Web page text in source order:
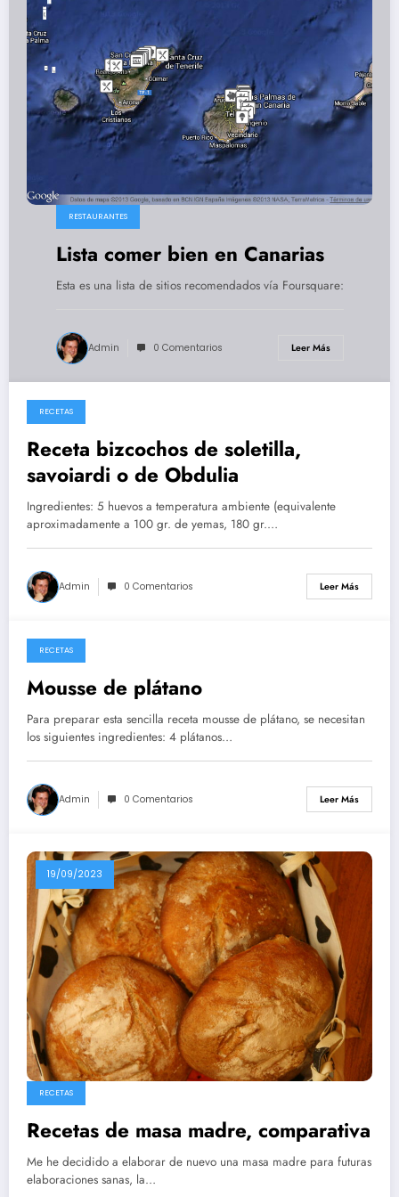
RESTAURANTES
Lista comer bien en Canarias
Esta es una lista de sitios recomendados vía Foursquare:
Admin 0 Comentarios Leer Más
26/05/2026
RECETAS
Receta bizcochos de soletilla,
savoiardi o de Obdulia
Ingredientes: 5 huevos a temperatura ambiente (equivalente
aproximadamente a 100 gr. de yemas, 180 gr.…
Admin 0 Comentarios Leer Más
14/05/2026
RECETAS
Mousse de plátano
Para preparar esta sencilla receta mousse de plátano, se necesitan
los siguientes ingredientes: 4 plátanos…
Admin 0 Comentarios Leer Más
19/09/2023
RECETAS
Recetas de masa madre, comparativa
Me he decidido a elaborar de nuevo una masa madre para futuras
elaboraciones sanas, la…